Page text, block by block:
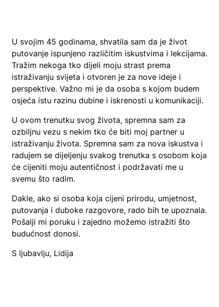
U svojim 45 godinama, shvatila sam da je život
putovanje ispunjeno različitim iskustvima i lekcijama.
Tražim nekoga tko dijeli moju strast prema
istraživanju svijeta i otvoren je za nove ideje i
perspektive. Važno mi je da osoba s kojom budem
osjeća istu razinu dubine i iskrenosti u komunikaciji.
U ovom trenutku svog života, spremna sam za
ozbiljnu vezu s nekim tko će biti moj partner u
istraživanju života. Spremna sam za nova iskustva i
radujem se dijeljenju svakog trenutka s osobom koja
će cijeniti moju autentičnost i podržavati me u
svemu što radim.
Dakle, ako si osoba koja cijeni prirodu, umjetnost,
putovanja i duboke razgovore, rado bih te upoznala.
Pošalji mi poruku i zajedno možemo istražiti što
budućnost donosi.
S ljubavlju, Lidija